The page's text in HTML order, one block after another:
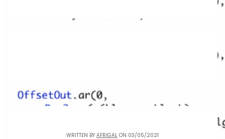
WRITTEN BY AFRIGAL ON 03/05/2021